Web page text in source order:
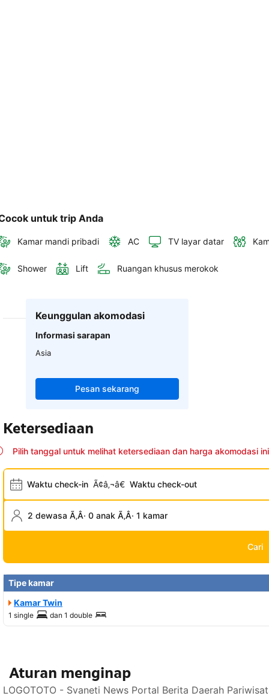
untuk trip Anda
Kamar mandi pribadi AC TV layar datar
Shower Lift Ruangan khusus merokok
Keunggulan akomodasi
Informasi sarapan
Asia
Pesan sekarang
Ketersediaan
Pilih tanggal untuk melihat ketersediaan dan harga akomodasi ini
Waktu check-in Ã¢â‚¬â€ Waktu check-out
2 dewasa Ã‚Â· 0 anak Ã‚Â· 1 kamar
Cari
Tipe kamar
Kamar Twin
1 single dan 1 double
Aturan menginap
LOGOTOTO - Svaneti News Portal Berita Daerah